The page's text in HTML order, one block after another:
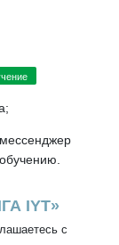
IYT»
с